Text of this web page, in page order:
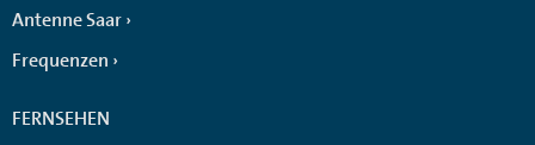
Antenne Saar
Frequenzen
FERNSEHEN